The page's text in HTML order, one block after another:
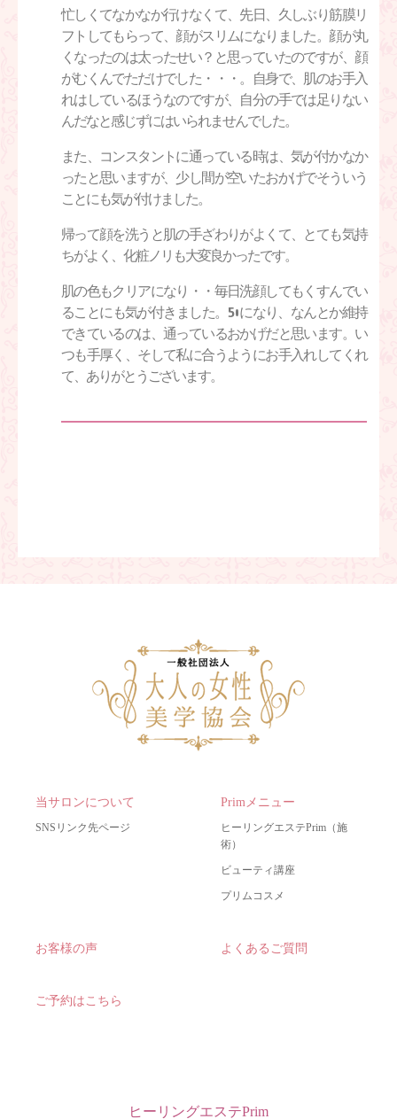
忙しくてなかなか行けなくて、先日、久しぶり筋膜リ
フトしてもらって、顔がスリムになりました。顔が丸
くなったのは太ったせい？と思っていたのですが、顔
がむくんでただけでした・・・。自身で、肌のお手入
れはしているほうなのですが、自分の手では足りない
んだなと感じずにはいられませんでした。
また、コンスタントに通っている時は、気が付かなか
ったと思いますが、少し間が空いたおかげでそういう
ことにも気が付けました。
帰って顔を洗うと肌の手ざわりがよくて、とても気持
ちがよく、化粧ノリも大変良かったです。
肌の色もクリアになり・・毎日洗顔してもくすんでい
ることにも気が付きました。 50になり、なんとか維持
できているのは、通っているおかげだと思います。い
つも手厚く、そして私に合うようにお手入れしてくれ
て、ありがとうございます。
当サロンについて
SNSリンク先ページ
Primメニュー
ヒーリングエステPrim（施
術）
ビューティ講座
プリムコスメ
お客様の声 よくあるご質問
ご予約はこちら
ヒーリングエステPrim